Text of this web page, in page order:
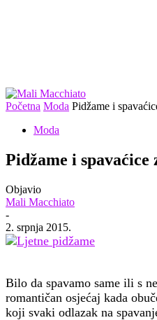
Početna Moda Pidžame i
Moda
Pidžame i
Objavio
Mali Macchiato
-
2. srpnja 2015.
Bilo da spavamo same ili s
romantičan osjećaj kada
koji svaki odlazak na